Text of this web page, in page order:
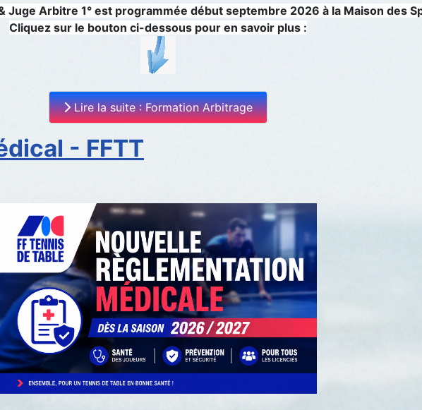
Juge Arbitre 1° est programmée début septembre 2026 à la Maison des
Cliquez sur le bouton ci-dessous pour en savoir plus :
Lire la suite : Formation Arbitrage
- FFTT